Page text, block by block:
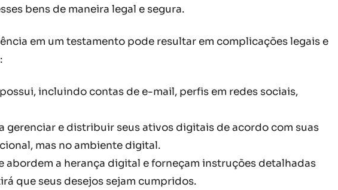
bens de maneira legal e segura.
em um testamento pode resultar em complicações legais e
incluindo contas de e-mail, perfis em redes sociais,
gerenciar e distribuir seus ativos digitais de acordo com suas
mas no ambiente digital.
abordem a herança digital e forneçam instruções detalhadas
que seus desejos sejam cumpridos.